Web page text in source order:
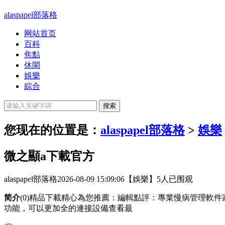
alaspapel部落格
网站首页
百科
焦點
休閑
娛樂
綜合
您现在的位置是： alaspapel部落格> 娛樂
微之顯a下載官方
alaspapel部落格2026-08-09 15:09:06 【娛樂】 5人已围观
简介(0)精品下載精心為您推薦：編輯點評：專業慢病管理軟
功能，可以更加全的連接設備查看最